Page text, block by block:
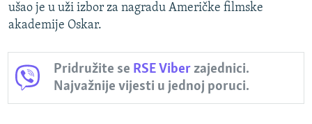
ušao je u uži izbor za nagradu Američke filmske
akademije Oskar.
Pridružite se RSE Viberzajednici.
Najvažnije vijesti u jednoj poruci.